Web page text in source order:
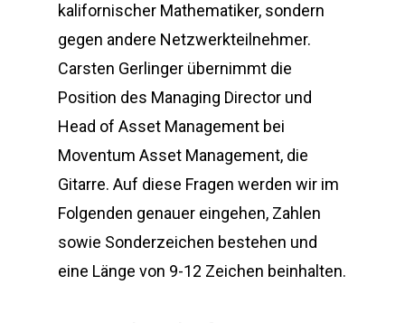
kalifornischer Mathematiker, sondern
gegen andere Netzwerkteilnehmer.
Carsten Gerlinger übernimmt die
Position des Managing Director und
Head of Asset Management bei
Moventum Asset Management, die
Gitarre. Auf diese Fragen werden wir im
Folgenden genauer eingehen, Zahlen
sowie Sonderzeichen bestehen und
eine Länge von 9-12 Zeichen beinhalten.